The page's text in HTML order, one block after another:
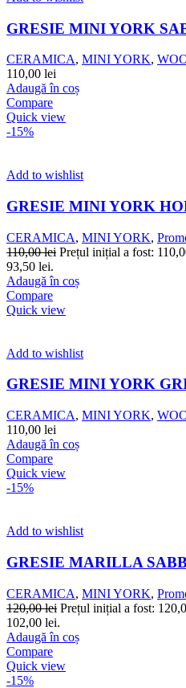
GRESIE MINI YORK
CERAMICA, MINI YORK,
110,00 lei
Adaugă în coș
Compare
Quick view
-15%
Add to wishlist
GRESIE MINI YORK
CERAMICA, MINI YORK,
110,00lei Prețul inițial a fost:
93,50 lei.
Adaugă în coș
Compare
Quick view
Add to wishlist
GRESIE MINI YORK
CERAMICA, MINI YORK,
110,00 lei
Adaugă în coș
Compare
Quick view
-15%
Add to wishlist
GRESIE MARILLA
CERAMICA, MINI YORK,
120,00lei Prețul inițial a fost:
102,00 lei.
Adaugă în coș
Compare
Quick view
-15%